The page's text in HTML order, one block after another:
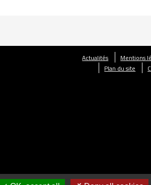
Actualités Mentions
Plan du site